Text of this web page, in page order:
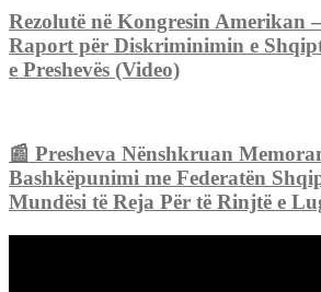
Rezolutë në Kongresin Amerikan
Raport për Diskriminimin e
e Preshevës (Video)
📰 Presheva Nënshkruan
Bashkëpunimi me Federatën
Mundësi të Reja Për të Rinjtë e